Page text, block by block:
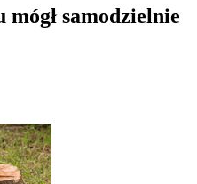
samodzielnie